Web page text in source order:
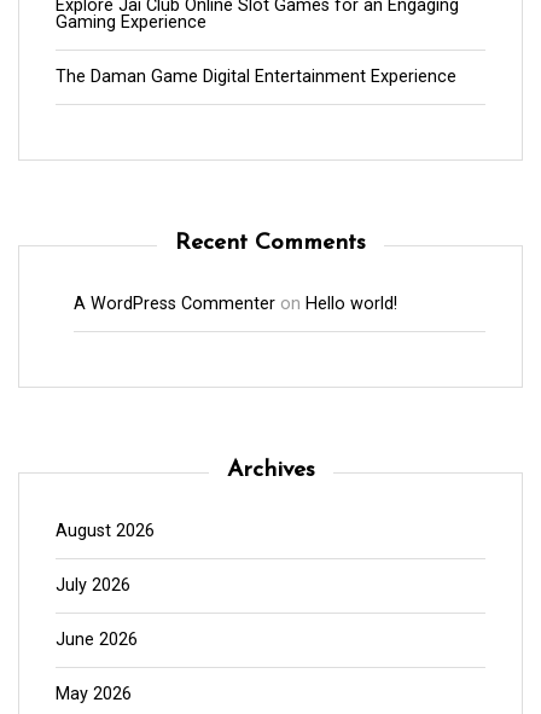
Explore Jai Club Online Slot Games for an Engaging
Gaming Experience
The Daman Game Digital Entertainment Experience
Recent Comments
A WordPress Commenter on Hello world!
Archives
August 2026
July 2026
June 2026
May 2026